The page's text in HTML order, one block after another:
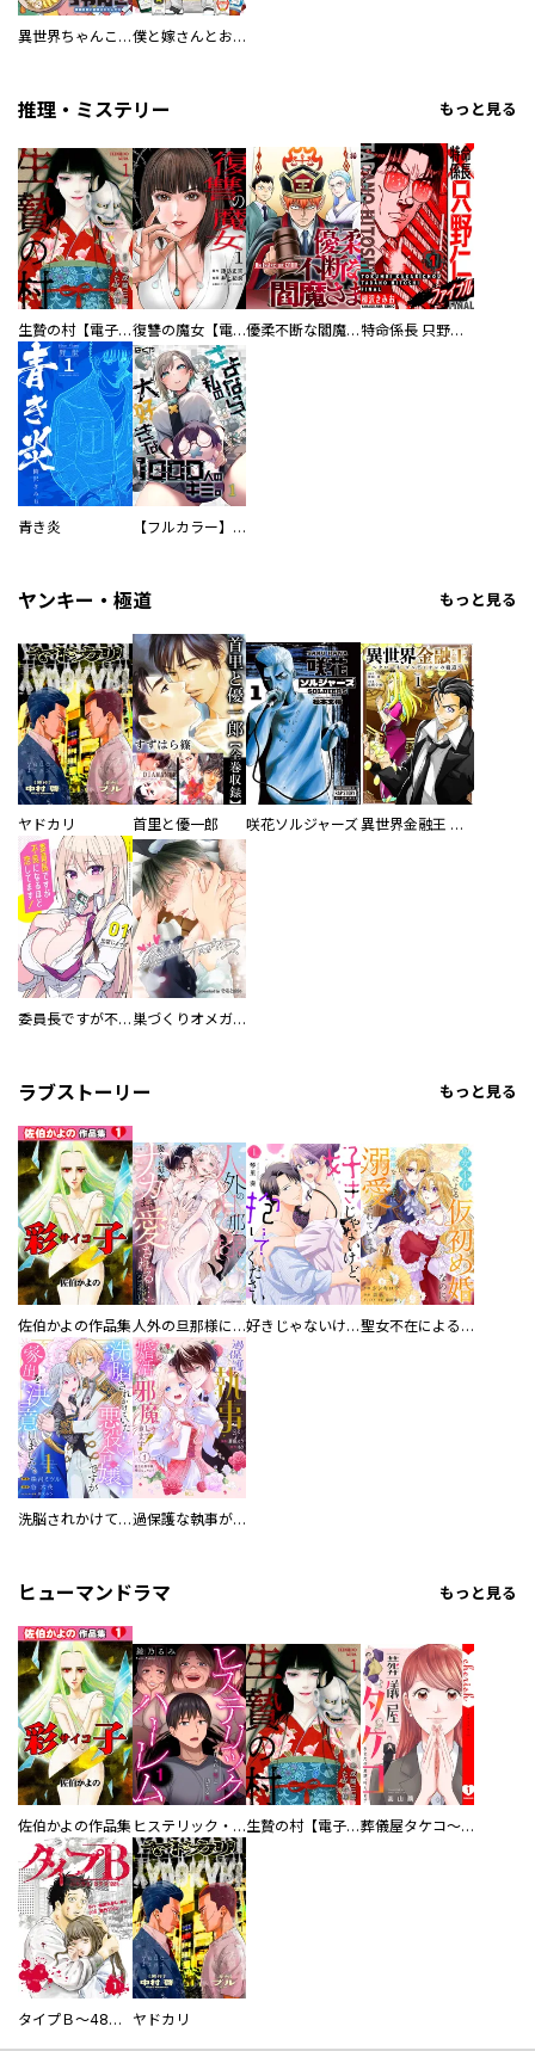
異世界ちゃんこ～横綱目前に召喚されたんだが～ 【連載版】 僕と嫁さんとお酒の関係
推理・ミステリー もっと見る
生贄の村【電子単行本版】 復讐の魔女【電子単行本版】 優柔不断な閻魔さま 特命係長 只野仁ファイナル 愛蔵版
青き炎 【フルカラー】さよなら、私の大好きな１０００人のキミ。
ヤンキー・極道 もっと見る
ヤドカリ 首里と優一郎 咲花ソルジャーズ 異世界金融王 ～クローネ・ゴルディオンの覇道～
委員長ですが不良になるほど恋してます！ 巣づくりオメガバース
ラブストーリー もっと見る
佐伯かよの作品集 人外の旦那様に娶られ毎晩ナカまで愛される…。アンソロジー 好きじゃないけど、抱いてください【電子単行本版／特典おまけ付き】 聖女不在による仮初め婚なのに、不器用な王太子に溺愛されています【電子単行本版／特典おまけ付き】
洗脳されかけていた悪役令嬢ですが家出を決意しました。【電子単行本版／特典おまけ付き】 過保護な執事が私の婚活を邪魔してきます！ 分冊版
ヒューマンドラマ もっと見る
佐伯かよの作品集 ヒステリック・ハーレム～搾られる男と堕ちる女～【電子単行本版】 生贄の村【電子単行本版】 葬儀屋タケコ～あなたの最期、叶えます【電子単行本版】
タイプＢ～48時間後、致死率100％～【単話】 ヤドカリ